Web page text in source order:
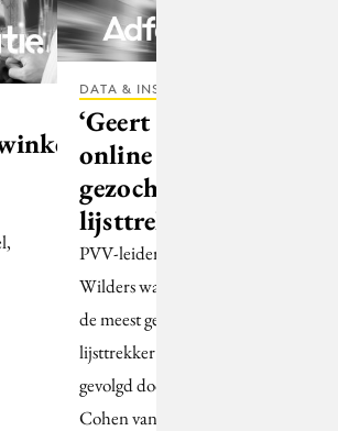
DATA & INSIGHTS
‘Geert Wilders
online meest
gezochte
lijsttrekker’
PVV-leider Geert
Wilders was op internet
de meest gezochte
lijsttrekker van 2010,
gevolgd door Job
Cohen van de PvdA,